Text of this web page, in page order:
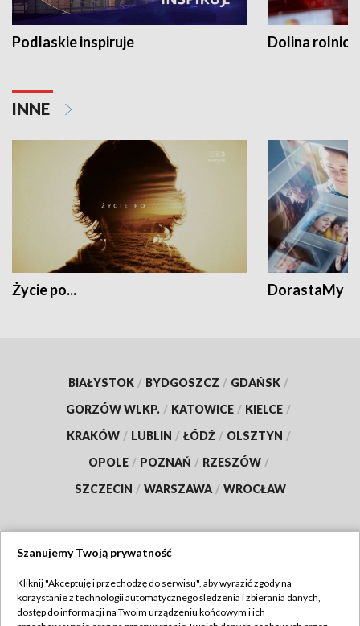
Podlaskie inspiruje Dolina
INNE
Życie po... DorastaMy
BIAŁYSTOK / BYDGOSZCZ / GDAŃSK /
GORZÓW WLKP. / KATOWICE / KIELCE /
KRAKÓW / LUBLIN / ŁÓDŹ / OLSZTYN /
OPOLE / POZNAŃ / RZESZÓW /
SZCZECIN / WARSZAWA / WROCŁAW
TVP
Szanujemy Twoją prywatność
Kliknij "Akceptuję i przechodzę do serwisu", aby wyrazić zgody na
korzystanie z technologii automatycznego śledzenia i zbierania danych,
dostęp do informacji na Twoim urządzeniu końcowym i ich